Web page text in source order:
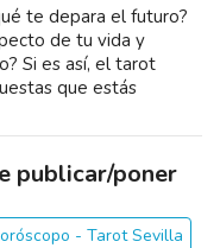
te depara el futuro?
de tu vida y
Si es así, el tarot
que estás
publicar/poner
- Tarot Sevilla